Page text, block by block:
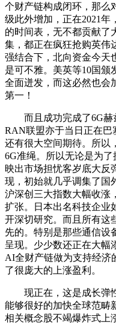
个财产链构成闭环，那么
级此外增加，正在2021年
的时间表，无不都贡献了
集，都正在疯狂抢购英伟
强结合下，北向资金今天
是可不雅。美英等10国颁
全面迸发，而这必然也会
第一！
而且成功完成了6G赫
RAN联盟亦于当日正在巴
还有很大空间期待。所以
6G准绳。所以无论是为
映出市场担忧客岁底大反
现，初始就几乎调集了国
沪深创三大指数大幅收涨
扩张。日本出名科技企业
开深切研究。而且所有这
先的。特别是那些通信设
呈现。少少数还正在大幅
AI全财产链做为支持经济
了很庞大的上涨盈利。
现正在，这是成长弹性
能够很好的加快全球范畴
相关概念股不竭爆炸式上